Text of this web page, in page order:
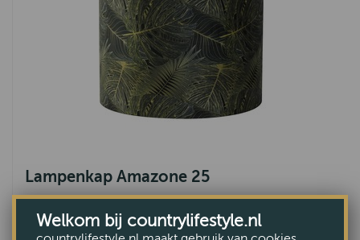
Lampenkap Amazone 25
€42,90
Welkom bij countrylifestyle.nl